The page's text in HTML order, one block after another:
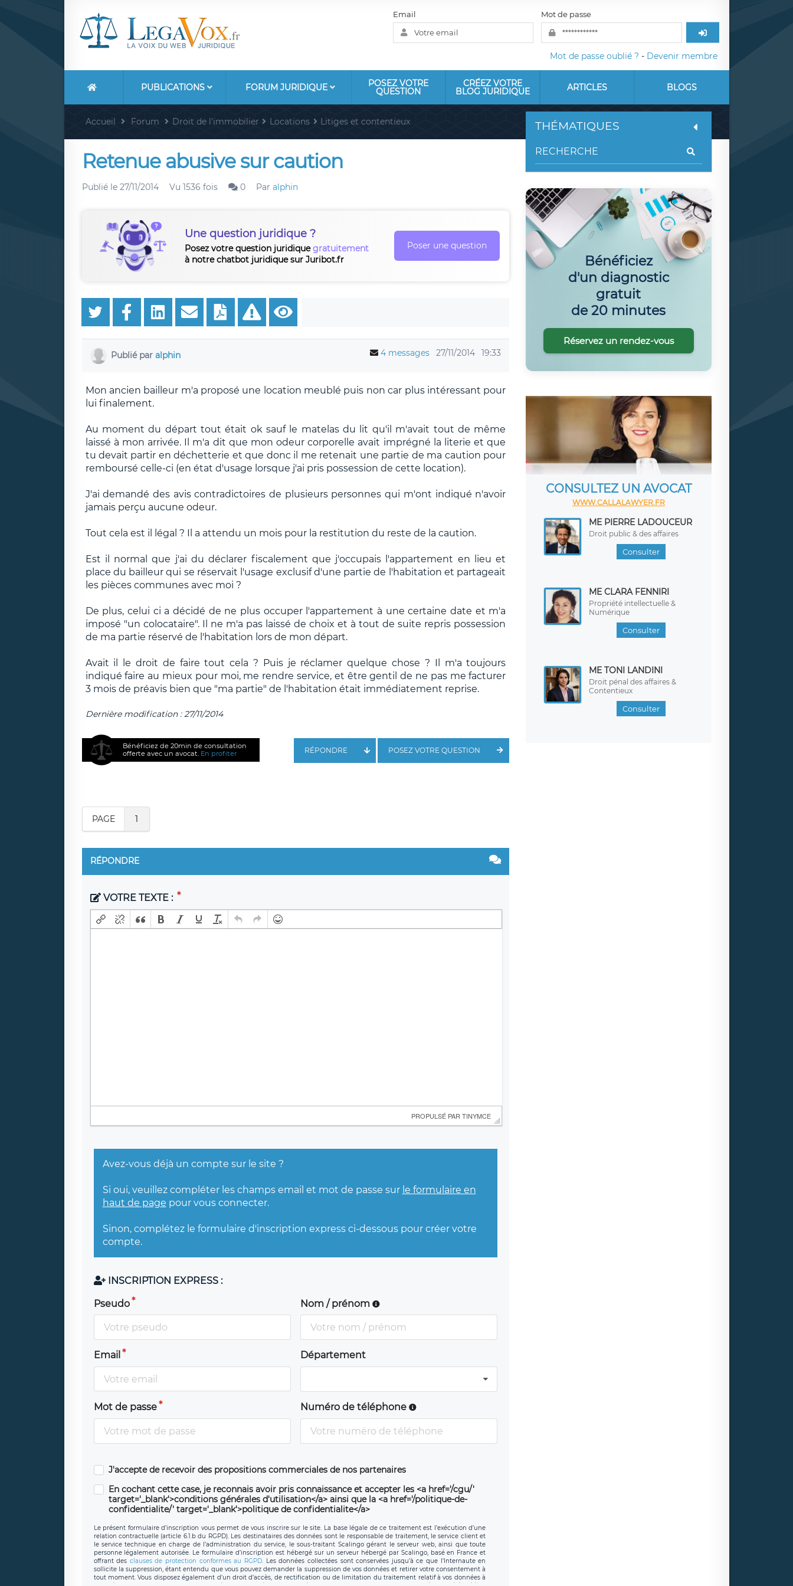
Email Mot de passe
Mot de passe oublié ? - Devenir membre
PUBLICATIONS FORUM JURIDIQUE POSEZ VOTRE
QUESTION
CRÉEZ VOTRE
BLOG JURIDIQUE ARTICLES BLOGS
Accueil Forum Droit de l'immobilier Locations Litiges et contentieux
Retenue abusive sur caution
Publié le 27/11/2014 Vu 1536 fois 0 Par alphin
Une question juridique ?
Posez votre question juridiquegratuitement
à notre chatbot juridique sur Juribot.fr
Poser une question
Publié par alphin 4 messages 27/11/2014 19:33
Mon ancien bailleur m'a proposé une location meublé puis non car plus intéressant pour
lui finalement.
Au moment du départ tout était ok sauf le matelas du lit qu'il m'avait tout de même
laissé à mon arrivée. Il m'a dit que mon odeur corporelle avait imprégné la literie et que
tu devait partir en déchetterie et que donc il me retenait une partie de ma caution pour
remboursé celle-ci (en état d'usage lorsque j'ai pris possession de cette location).
J'ai demandé des avis contradictoires de plusieurs personnes qui m'ont indiqué n'avoir
jamais perçu aucune odeur.
Tout cela est il légal ? Il a attendu un mois pour la restitution du reste de la caution.
Est il normal que j'ai du déclarer fiscalement que j'occupais l'appartement en lieu et
place du bailleur qui se réservait l'usage exclusif d'une partie de l'habitation et partageait
les pièces communes avec moi ?
De plus, celui ci a décidé de ne plus occuper l'appartement à une certaine date et m'a
imposé "un colocataire". Il ne m'a pas laissé de choix et à tout de suite repris possession
de ma partie réservé de l'habitation lors de mon départ.
Avait il le droit de faire tout cela ? Puis je réclamer quelque chose ? Il m'a toujours
indiqué faire au mieux pour moi, me rendre service, et être gentil de ne pas me facturer
3 mois de préavis bien que "ma partie" de l'habitation était immédiatement reprise.
Dernière modification : 27/11/2014
Bénéficiez de 20min de consultation
offerte avec un avocat. En profiter POSEZ VOTRE QUESTION
RÉPONDRE
PAGE 1
RÉPONDRE
VOTRE TEXTE :
PROPULSÉ PAR TINYMCE
Avez-vous déjà un compte sur le site ?
Si oui, veuillez compléter les champs email et mot de passe sur le formulaire en
haut de page pour vous connecter.
Sinon, complétez le formulaire d'inscription express ci-dessous pour créer votre
compte.
INSCRIPTION EXPRESS :
Pseudo Nom / prénom
Email Département
Mot de passe Numéro de téléphone
J'accepte de recevoir des propositions commerciales de nos partenaires
En cochant cette case, je reconnais avoir pris connaissance et accepter les <a href='/cgu/'
target='_blank'>conditions générales d'utilisation</a> ainsi que la <a href='/politique-de-
confidentialite/' target='_blank'>politique de confidentialite</a>
Le présent formulaire d’inscription vous permet de vous inscrire sur le site. La base légale de ce traitement est l’exécution d’une
relation contractuelle (article 6.1.b du RGPD). Les destinataires des données sont le responsable de traitement, le service client et
le service technique en charge de l’administration du service, le sous-traitant Scalingo gérant le serveur web, ainsi que toute
personne légalement autorisée. Le formulaire d’inscription est hébergé sur un serveur hébergé par Scalingo, basé en France et
offrant des clauses de protection conformes au RGPD. Les données collectées sont conservées jusqu’à ce que l’Internaute en
sollicite la suppression, étant entendu que vous pouvez demander la suppression de vos données et retirer votre consentement à
tout moment. Vous disposez également d’un droit d’accès, de rectification ou de limitation du traitement relatif à vos données à
THÉMATIQUES
Bénéficiez
d'un diagnostic
gratuit
de 20 minutes
Réservez un rendez-vous
CONSULTEZ UN AVOCAT
WWW.CALLALAWYER.FR
ME PIERRE LADOUCEUR
Droit public & des affaires
Consulter
ME CLARA FENNIRI
Propriété intellectuelle &
Numérique
Consulter
ME TONI LANDINI
Droit pénal des affaires &
Contentieux
Consulter